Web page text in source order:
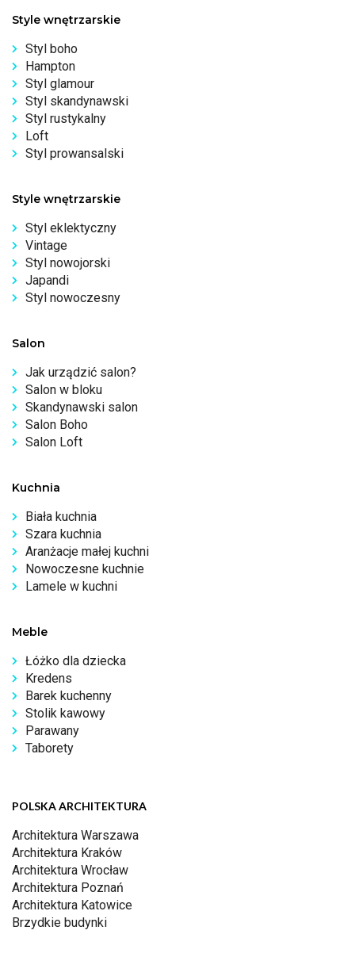
Style wnętrzarskie
Styl boho
Hampton
Styl glamour
Styl skandynawski
Styl rustykalny
Loft
Styl prowansalski
Style wnętrzarskie
Styl eklektyczny
Vintage
Styl nowojorski
Japandi
Styl nowoczesny
Salon
Jak urządzić salon?
Salon w bloku
Skandynawski salon
Salon Boho
Salon Loft
Kuchnia
Biała kuchnia
Szara kuchnia
Aranżacje małej kuchni
Nowoczesne kuchnie
Lamele w kuchni
Meble
Łóżko dla dziecka
Kredens
Barek kuchenny
Stolik kawowy
Parawany
Taborety
POLSKA ARCHITEKTURA
Architektura Warszawa
Architektura Kraków
Architektura Wrocław
Architektura Poznań
Architektura Katowice
Brzydkie budynki